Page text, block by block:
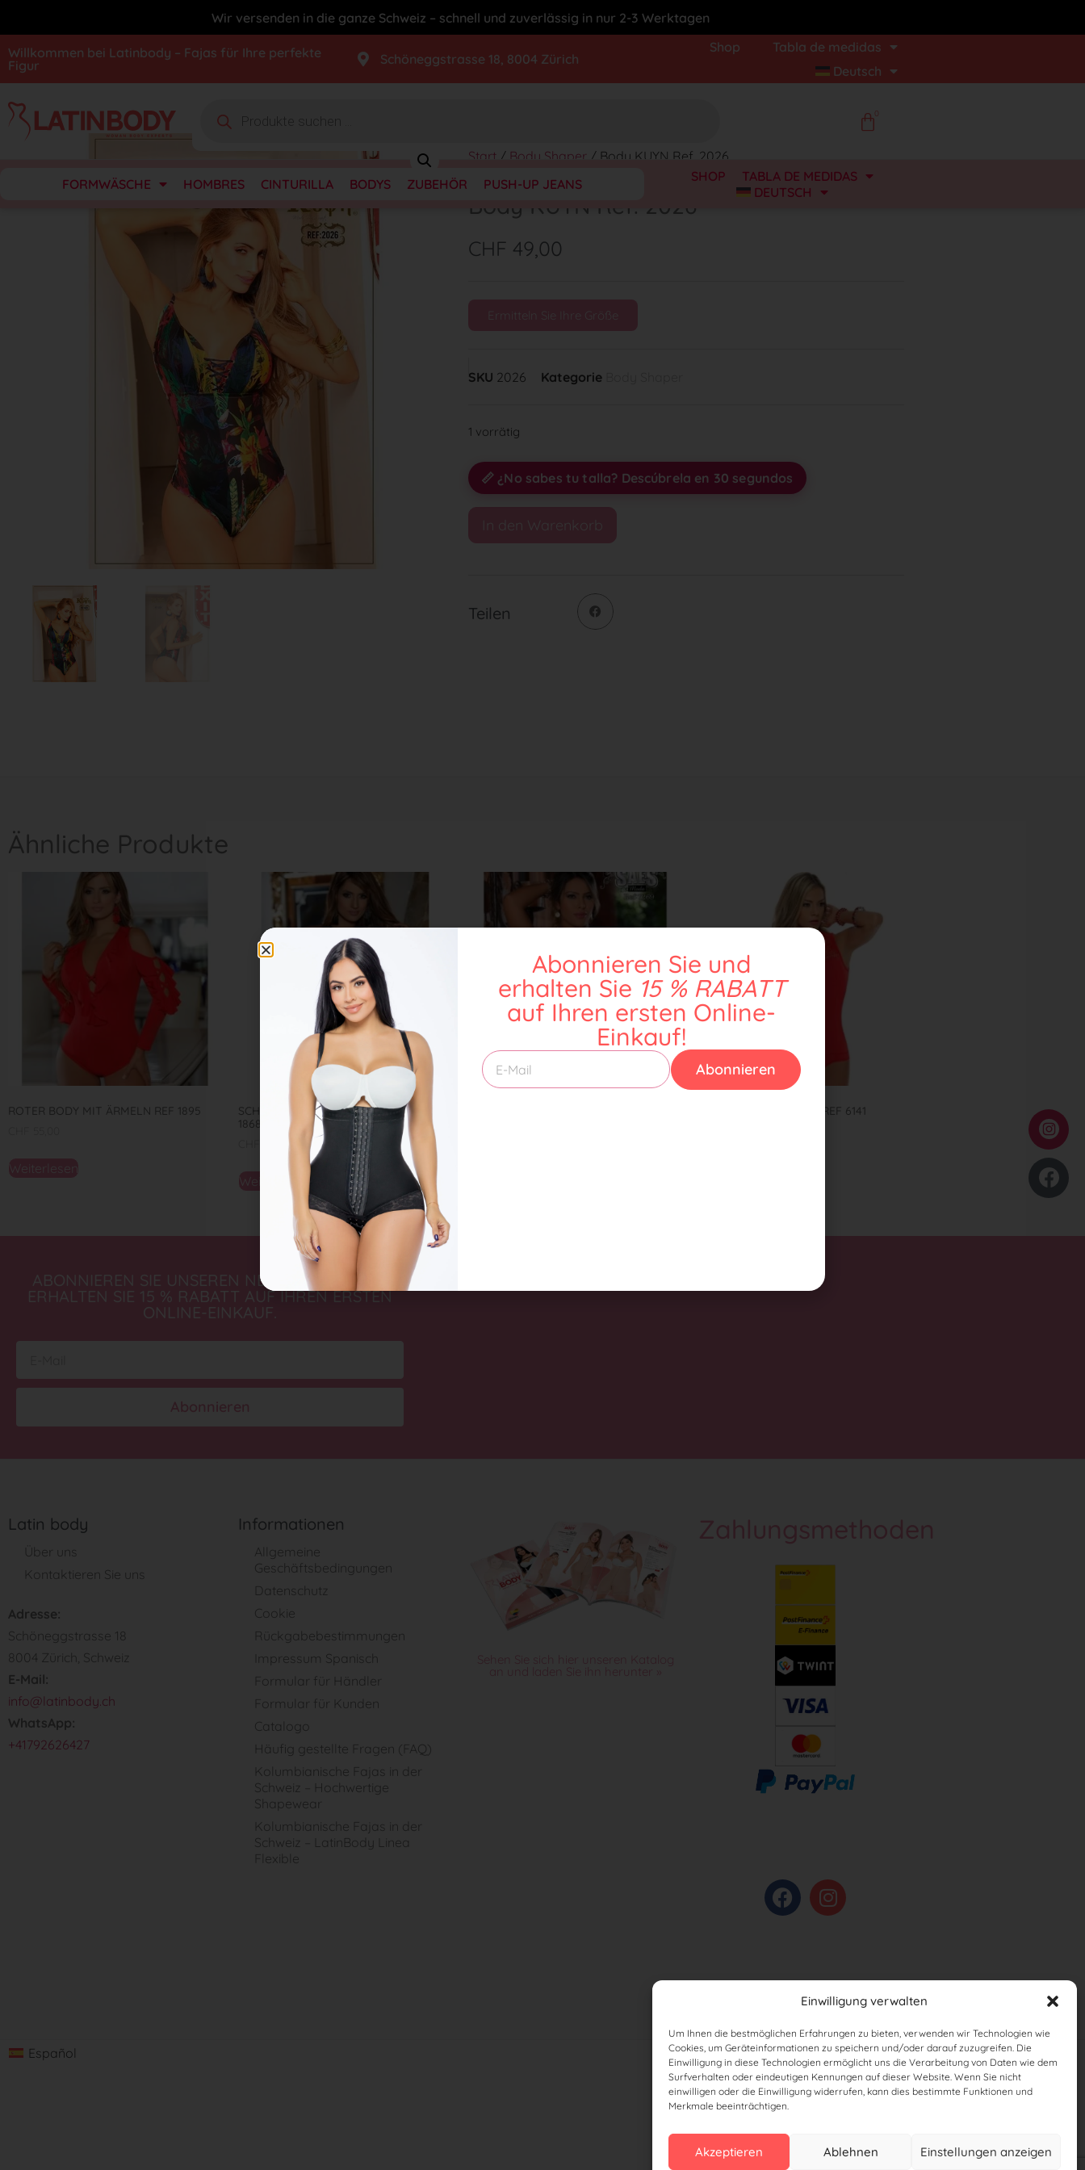
Einwilligung verwalten
Um Ihnen die bestmöglichen Erfahrungen zu bieten, verwenden wir Technologien wie
Cookies, um Geräteinformationen zu speichern und/oder darauf zuzugreifen. Die
Einwilligung in diese Technologien ermöglicht uns die Verarbeitung von Daten wie dem
Surfverhalten oder eindeutigen Kennungen auf dieser Website. Wenn Sie nicht
einwilligen oder die Einwilligung widerrufen, kann dies bestimmte Funktionen und
Merkmale beeinträchtigen.
Akzeptieren Ablehnen Einstellungen anzeigen
Wir versenden in die ganze Schweiz – schnell und zuverlässig in nur 2-3 Werktagen
Willkommen bei Latinbody – Fajas für Ihre perfekte
Figur
Schöneggstrasse 18, 8004 Zürich
Shop
Tabla de medidas
Deutsch
FORMWÄSCHE HOMBRES CINTURILLA BODYS ZUBEHÖR PUSH-UP JEANS SHOP
TABLA DE MEDIDAS
DEUTSCH
Start / Body Shaper / Body KUYN Ref. 2026
Body KUYN Ref. 2026
CHF 49,00
Ermitteln Sie Ihre Größe
SKU 2026 Kategorie
1 vorrätig
📏 ¿No sabes tu talla? Descúbrela en 30 segundos
In den Warenkorb
Teilen
Ähnliche Produkte
ROTER BODY MIT ÄRMELN REF 1895
Weiterlesen
SCHWARZER BODY MIT TRÄGERN REF
1868
55,00
Weiterlesen
BODY ROT GLÄNZEND REF 6141
ABONNIEREN SIE UNSEREN NEWSLETTER UND
ERHALTEN SIE 15 % RABATT AUF IHREN ERSTEN
ONLINE-EINKAUF.
Abonnieren
Latin body
Über uns
Kontaktieren Sie uns
Adresse:
Schöneggstrasse 18
8004 Zürich, Schweiz
E-Mail:
info@latinbody.ch
WhatsApp:
+41792626427
Informationen
Allgemeine
Geschäftsbedingungen
Datenschutz
Cookie
Rückgabebestimmungen
Impressum Spanisch
Formular für Händler
Formular für Kunden
Catalogo
Häufig gestellte Fragen (FAQ)
Kolumbianische Fajas in der
Schweiz – Hochwertige
Shapewear
Kolumbianische Fajas in der
Schweiz – LatinBody Linea
Flexible
Sehen Sie sich hier unseren Katalog
an und laden Sie ihn herunter »
Zahlungsmethoden
Español
Abonnieren Sie und
erhalten Sie 15 % RABATT
auf Ihren ersten Online-
Einkauf!
Abonnieren